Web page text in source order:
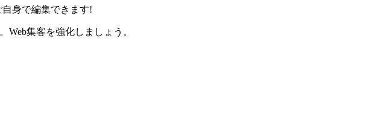
自身で編集できます!
集客を強化しましょう。